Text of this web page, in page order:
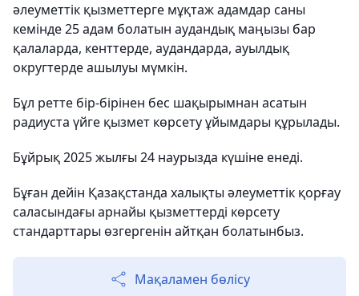
әлеуметтік қызметтерге мұқтаж адамдар саны
кемінде 25 адам болатын аудандық маңызы бар
қалаларда, кенттерде, аудандарда, ауылдық
округтерде ашылуы мүмкін.
Бұл ретте бір-бірінен бес шақырымнан асатын
радиуста үйге қызмет көрсету ұйымдары құрылады.
Бұйрық 2025 жылғы 24 наурызда күшіне енеді.
Бұған дейін Қазақстанда халықты әлеуметтік қорғау
саласындағы арнайы қызметтерді көрсету
стандарттары өзгергенін айтқан болатынбыз.
Мақаламен бөлісу